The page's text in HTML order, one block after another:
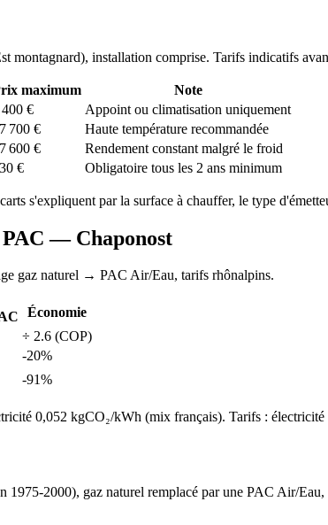
montagnard), installation comprise. Tarifs indicatifs
maximum
Note
€
Appoint ou climatisation uniquement
700 €
Haute température recommandée
600 €
Rendement constant malgré le froid
€ Obligatoire tous les 2 ans minimum
s'expliquent par la surface à chauffer, le type
PAC — Chaponost
gaz naturel → PAC Air/Eau, tarifs rhônalpins.
Économie
÷ 2.6 (COP)
-20%
-91%
0,052 kgCO₂/kWh (mix français). Tarifs : électricité
1975-2000), gaz naturel remplacé par une PAC Air/Eau,